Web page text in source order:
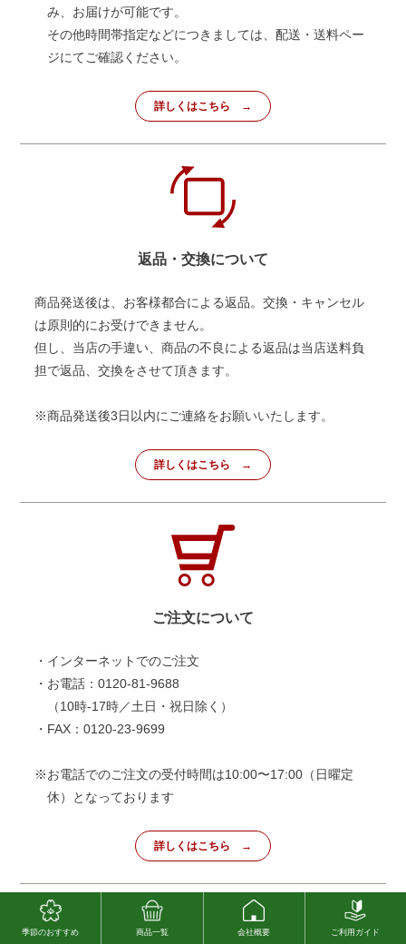
季節のおすすめ 商品一覧 会社概要 ご利用ガイド
み、お届けが可能です。
その他時間帯指定などにつきましては、配送・送料ペー
ジにてご確認ください。
詳しくはこちら
返品・交換について
商品発送後は、お客様都合による返品。交換・キャンセル
は原則的にお受けできません。
但し、当店の手違い、商品の不良による返品は当店送料負
担で返品、交換をさせて頂きます。
※商品発送後3日以内にご連絡をお願いいたします。
詳しくはこちら
ご注文について
・インターネットでのご注文
・お電話：0120-81-9688
（10時-17時／土日・祝日除く）
・FAX：0120-23-9699
※お電話でのご注文の受付時間は10:00〜17:00（日曜定
休）となっております
詳しくはこちら